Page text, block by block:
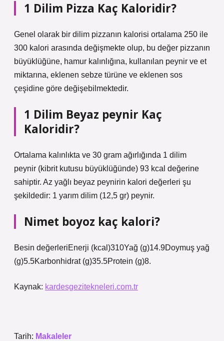
1 Dilim Pizza Kaç Kaloridir?
Genel olarak bir dilim pizzanın kalorisi ortalama 250 ile
300 kalori arasında değişmekte olup, bu değer pizzanın
büyüklüğüne, hamur kalınlığına, kullanılan peynir ve et
miktarına, eklenen sebze türüne ve eklenen sos
çeşidine göre değişebilmektedir.
1 Dilim Beyaz peynir Kaç
Kaloridir?
Ortalama kalınlıkta ve 30 gram ağırlığında 1 dilim
peynir (kibrit kutusu büyüklüğünde) 93 kcal değerine
sahiptir. Az yağlı beyaz peynirin kalori değerleri şu
şekildedir: 1 yarım dilim (12,5 gr) peynir.
Nimet boyoz kaç kalori?
Besin değerleriEnerji (kcal)310Yağ (g)14.9Doymuş yağ
(g)5.5Karbonhidrat (g)35.5Protein (g)8.
Kaynak: kardesgezitekneleri.com.tr
Tarih: Makaleler